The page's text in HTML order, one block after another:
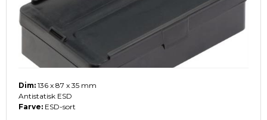
Dim: 136 x 87 x 35 mm
Antistatisk ESD
Farve: ESD-sort